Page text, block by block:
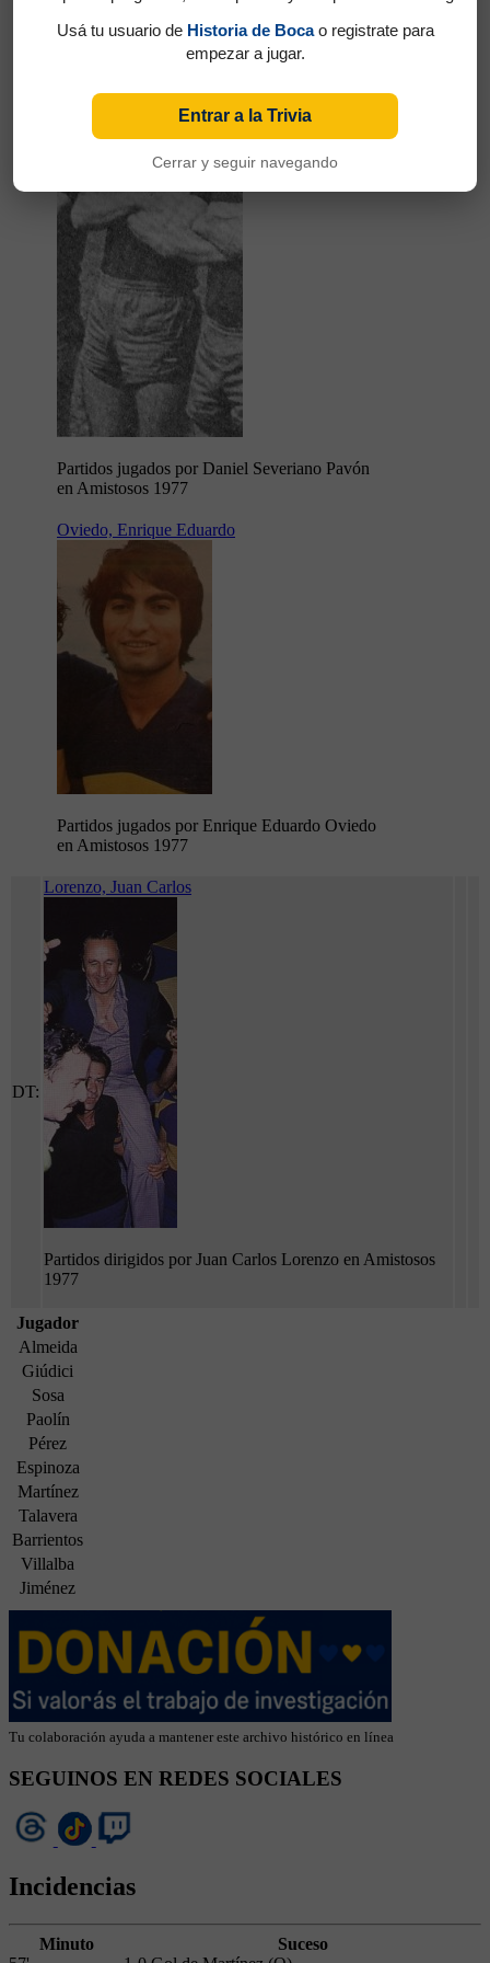
Partidos jugados por Daniel Severiano Pavón
en Amistosos 1977
Oviedo, Enrique Eduardo
Partidos jugados por Enrique Eduardo Oviedo
en Amistosos 1977
DT:
Lorenzo, Juan Carlos
Partidos dirigidos por Juan Carlos Lorenzo en Amistosos
1977
Jugador
Almeida
Giúdici
Sosa
Paolín
Pérez
Espinoza
Martínez
Talavera
Barrientos
Villalba
Jiménez
Tu colaboración ayuda a mantener este archivo histórico en línea
SEGUINOS EN REDES SOCIALES
Incidencias
Minuto
Suceso
Usá tu usuario de Historia de Bocao registrate para
empezar a jugar.
Entrar a la Trivia
Cerrar y seguir navegando